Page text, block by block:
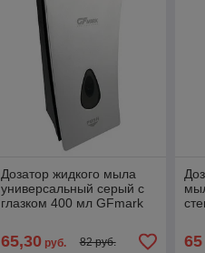
Дозатор жидкого мыла
универсальный серый с
глазком 400 мл GFmark
65,30 руб. 82 руб. 65